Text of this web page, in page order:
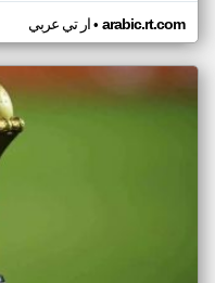
ار تي عربي• arabic.rt.com